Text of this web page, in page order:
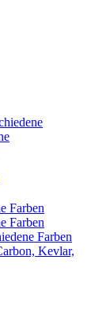
Farben
Farben
Farben
Kevlar,